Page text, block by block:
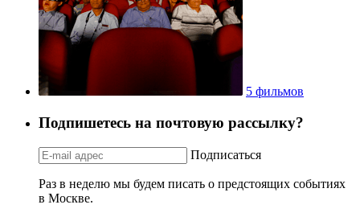
5 фильмов
Подпишетесь на почтовую рассылку?
Подписаться
Раз в неделю мы будем писать о предстоящих событиях
в Москве.